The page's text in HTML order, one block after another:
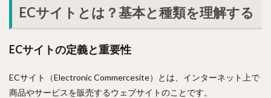
ECサイトとは？基本と種類を理解する
ECサイトの定義と重要性
ECサイト（Electronic Commercesite）とは、インターネット上で
商品やサービスを販売するウェブサイトのことです。